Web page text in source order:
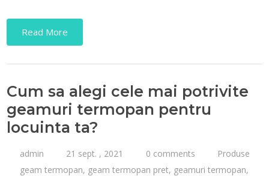
Read More
Cum sa alegi cele mai potrivite
geamuri termopan pentru
locuinta ta?
admin 21 sept. , 2021 0 comments
Produse
geam termopan, geam termopan pret, geamuri termopan,